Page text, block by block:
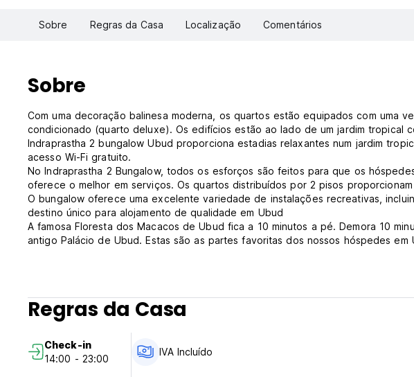
Sobre Regras da Casa Localização Comentários
Sobre
Com uma decoração balinesa moderna, os quartos estão equipados com uma
condicionado (quarto deluxe). Os edifícios estão ao lado de um jardim tropical
Indraprastha 2 bungalow Ubud proporciona estadias relaxantes num jardim
acesso Wi-Fi gratuito.
No Indraprastha 2 Bungalow, todos os esforços são feitos para que os
oferece o melhor em serviços. Os quartos distribuídos por 2 pisos
O bungalow oferece uma excelente variedade de instalações recreativas,
destino único para alojamento de qualidade em Ubud
A famosa Floresta dos Macacos de Ubud fica a 10 minutos a pé. Demora 10
antigo Palácio de Ubud. Estas são as partes favoritas dos nossos hóspedes
Regras da Casa
Check-in
14:00 - 23:00
IVA Incluído